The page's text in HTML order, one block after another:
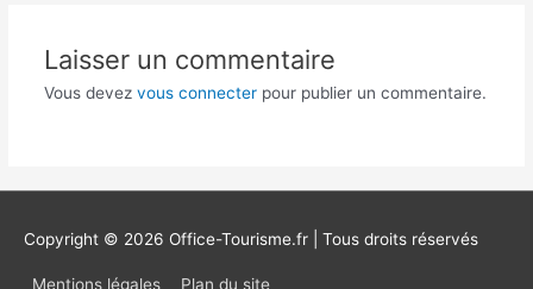
Laisser un commentaire
Vous devez vous connecterpour publier un commentaire.
Copyright © 2026 Office-Tourisme.fr | Tous droits réservés
Mentions légales Plan du site